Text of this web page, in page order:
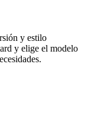
y estilo
y elige el modelo